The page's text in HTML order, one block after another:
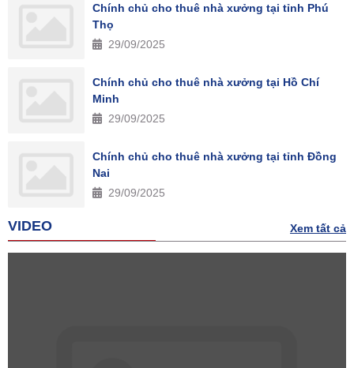
Chính chủ cho thuê nhà xưởng tại tỉnh Phú
Thọ
29/09/2025
Chính chủ cho thuê nhà xưởng tại Hồ Chí
Minh
29/09/2025
Chính chủ cho thuê nhà xưởng tại tỉnh Đồng
Nai
29/09/2025
VIDEO Xem tất cả